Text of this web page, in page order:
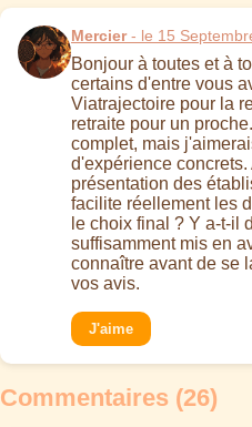
Mercier- le 15
Bonjour à toutes et à
certains d'entre vous
Viatrajectoire pour la
retraite pour un
complet, mais
d'expérience
présentation des
facilite réellement les
le choix final ? Y a-t-il
suffisamment mis en
connaître avant de se
vos avis.
J'aime
Commentaires (26)